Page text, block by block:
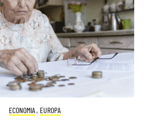
ECONOMIA , EUROPA